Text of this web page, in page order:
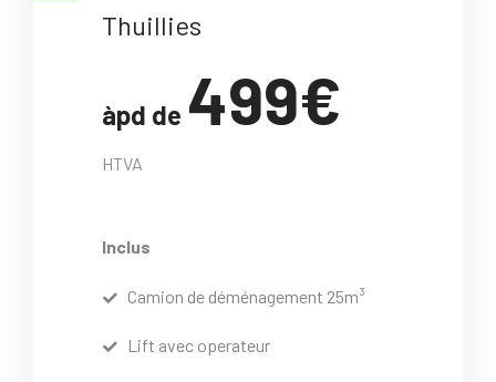
Thuillies
àpd de 499€
HTVA
Inclus
Camion de déménagement 25m³
Lift avec operateur